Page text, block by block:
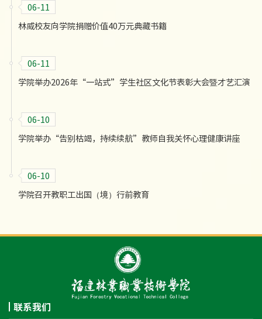
06-11
林威校友向学院捐赠价值40万元典藏书籍
06-11
学院举办2026年“一站式”学生社区文化节表彰大会暨才艺汇演
06-10
学院举办“告别枯竭，持续续航”教师自我关怀心理健康讲座
06-10
学院召开教职工出国（境）行前教育
联系我们